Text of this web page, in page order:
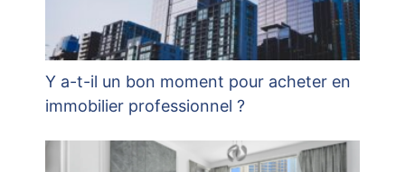
Y a-t-il un bon moment pour acheter en
immobilier professionnel ?